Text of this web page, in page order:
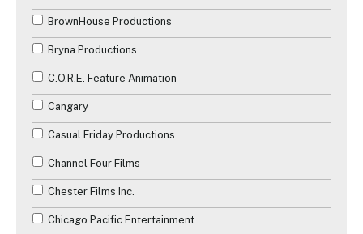
BrownHouse Productions
Bryna Productions
C.O.R.E. Feature Animation
Cangary
Casual Friday Productions
Channel Four Films
Chester Films Inc.
Chicago Pacific Entertainment